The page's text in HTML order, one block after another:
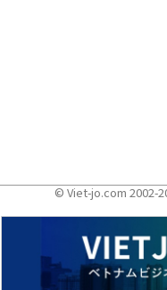
© Viet-jo.com 2002-